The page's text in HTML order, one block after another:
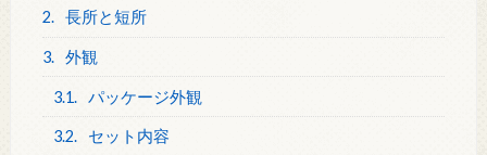
2. 長所と短所
3. 外観
3.1. パッケージ外観
3.2. セット内容